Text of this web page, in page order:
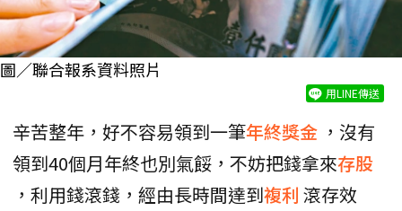
圖／聯合報系資料照片
用LINE傳送
辛苦整年，好不容易領到一筆年終獎金 ，沒有
領到40個月年終也別氣餒，不妨把錢拿來存股
，利用錢滾錢，經由長時間達到複利 滾存效